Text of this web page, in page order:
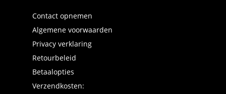
Contact opnemen
Algemene voorwaarden
Privacy verklaring
Retourbeleid
Betaalopties
Verzendkosten: